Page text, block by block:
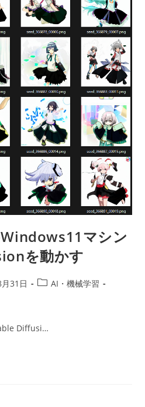
マシン
を動かす
31日
投
ゴ
AI・機械学習
Diffusi…